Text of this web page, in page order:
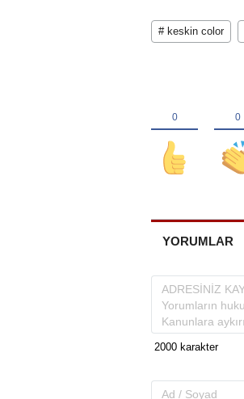
# keskin color
YORUMLAR